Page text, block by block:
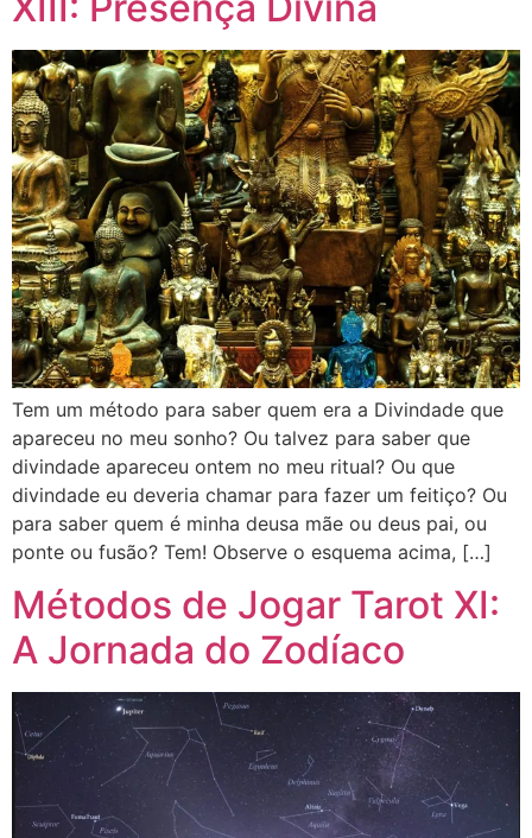
Tem um método para saber quem era a Divindade que
apareceu no meu sonho? Ou talvez para saber que
divindade apareceu ontem no meu ritual? Ou que
divindade eu deveria chamar para fazer um feitiço? Ou
para saber quem é minha deusa mãe ou deus pai, ou
ponte ou fusão? Tem! Observe o esquema acima, […]
Métodos de Jogar Tarot XI:
A Jornada do Zodíaco